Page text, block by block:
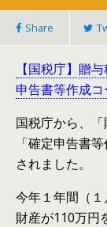
Share
【国税庁】贈
申告書等作成コ
国税庁から、
「確定申告書
されました。
今年１年間（
財産が110万円